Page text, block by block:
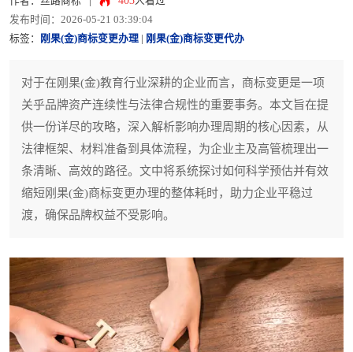
发布时间：2026-05-21 03:39:04
标签：
刚果(金)商标变更办理 刚果(金)商标变更代办
对于在刚果(金)教育行业深耕的企业而言，商标变更是一项
关乎品牌资产连续性与法律合规性的重要事务。本文旨在提
供一份详尽的攻略，深入解析影响办理周期的核心因素，从
法律框架、材料准备到具体流程，为企业主及高管梳理出一
条清晰、高效的路径。文中将系统探讨如何科学预估并有效
缩短刚果(金)商标变更办理的整体耗时，助力企业平稳过
渡，确保品牌权益不受影响。